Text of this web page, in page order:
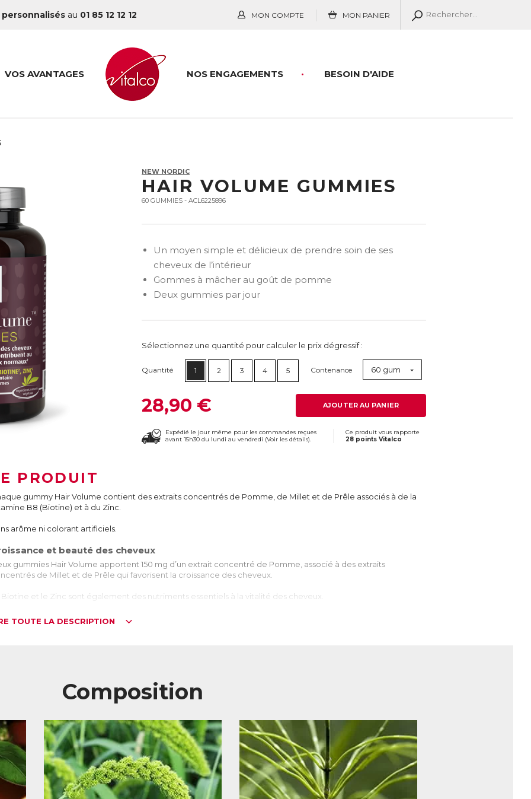
au 01 85 12 12 12 MON COMPTE MON PANIER
VOS AVANTAGES BESOIN D'AIDE
NOS ENGAGEMENTS
NEW NORDIC
HAIR VOLUME GUMMIES
60 GUMMIES - ACL6225896
Un moyen simple et délicieux de prendre soin de ses
cheveux de l’intérieur
Gommes à mâcher au goût de pomme
Deux gummies par jour
Sélectionnez une quantité pour calculer le prix dégressif :
Quantité 1 2 3 4 5 Contenance 60 gum
28,90 € AJOUTER AU PANIER
Expédié le jour même pour les commandes reçues
avant 15h30 du lundi au vendredi (Voir les détails).
Ce produit vous rapporte
28 points Vitalco
PRODUIT
gummy Hair Volume contient des extraits concentrés de Pomme, de Millet et de Prêle associés à de la
B8 (Biotine) et à du Zinc.
arôme ni colorant artificiels.
et beauté des cheveux
gummies Hair Volume apportent 150 mg d’un extrait concentré de Pomme, associé à des extraits
de Millet et de Prêle qui favorisent la croissance des cheveux.
Biotine et le Zinc sont également des nutriments essentiels à la vitalité des cheveux.
les cheveux de l'intérieur
gummies par jour suffisent !
Télécharger la fiche produit
TOUTE LA DESCRIPTION
Composition